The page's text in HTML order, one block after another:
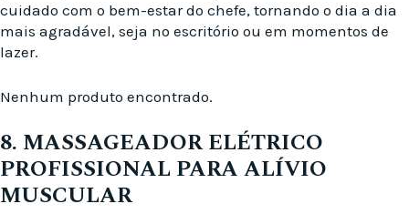
cuidado com o bem-estar do chefe, tornando o dia a dia
mais agradável, seja no escritório ou em momentos de
lazer.
Nenhum produto encontrado.
8. MASSAGEADOR ELÉTRICO
PROFISSIONAL PARA ALÍVIO
MUSCULAR